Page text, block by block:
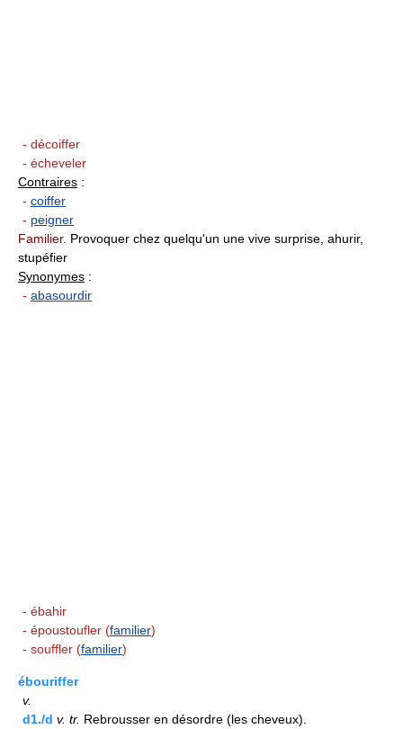
- décoiffer
- écheveler
Contraires :
- coiffer
- peigner
Familier. Provoquer chez quelqu'un une vive surprise, ahurir,
stupéfier
Synonymes :
- abasourdir
- ébahir
- époustoufler (familier)
- souffler (familier)
ébouriffer
v.
d1./d v. tr. Rebrousser en désordre (les cheveux).